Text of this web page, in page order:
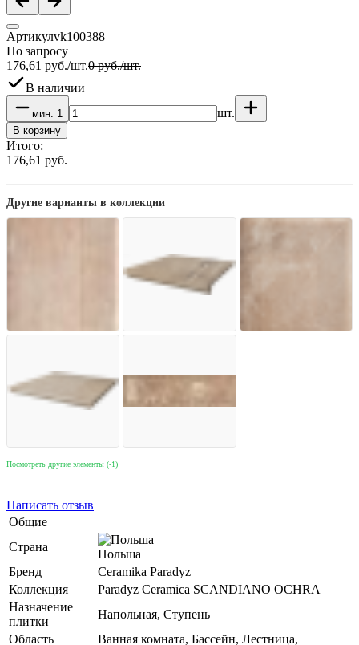
Артикулvk100388
По запросу
176,61 руб./шт.0 руб./шт.
В наличии
мин. 1 шт.
В корзину
Итого:
176,61 руб.
Другие варианты в коллекции
Посмотреть другие элементы (-1)
Написать отзыв
Общие
Страна
Польша
Бренд
Ceramika Paradyz
Коллекция
Paradyz Ceramica SCANDIANO OCHRA
Назначение
плитки
Напольная, Ступень
Область
Ванная комната, Бассейн, Лестница,